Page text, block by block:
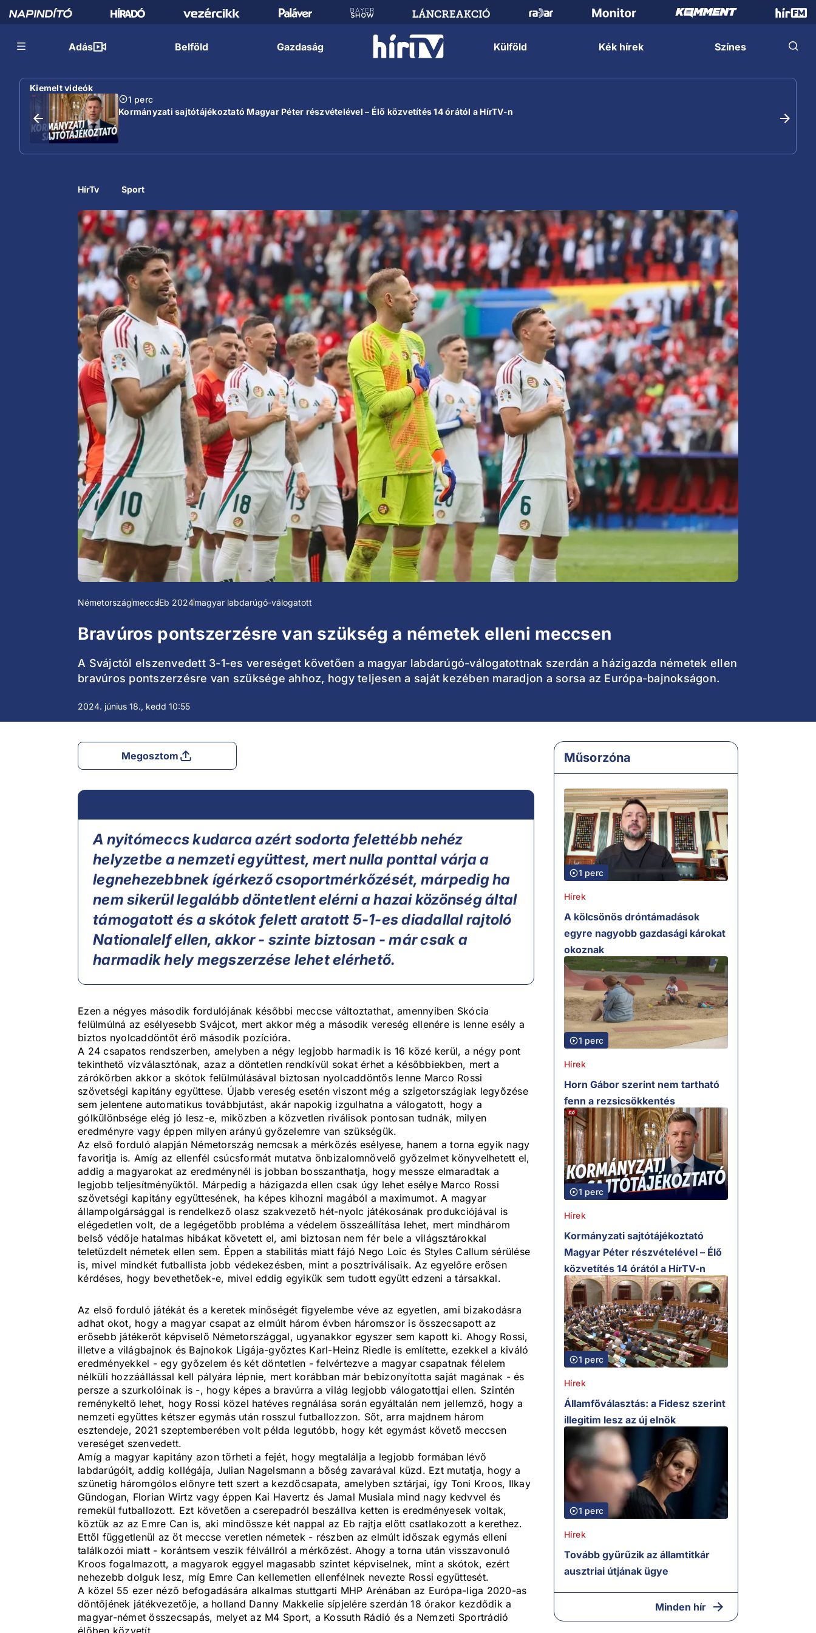
Adás Belföld Gazdaság Külföld Kék hírek Színes
Kiemelt videók
1 perc
Kormányzati sajtótájékoztató Magyar Péter részvételével – Élő közvetítés 14 órától a HírTV-n
HírTv Sport
NémetországmeccsEb 2024magyar labdarúgó-válogatott
Bravúros pontszerzésre van szükség a németek elleni meccsen
A Svájctól elszenvedett 3-1-es vereséget követően a magyar labdarúgó-válogatottnak szerdán a házigazda németek ellen
bravúros pontszerzésre van szüksége ahhoz, hogy teljesen a saját kezében maradjon a sorsa az Európa-bajnokságon.
2024. június 18., kedd 10:55
Megosztom
A nyitómeccs kudarca azért sodorta felettébb nehéz
helyzetbe a nemzeti együttest, mert nulla ponttal várja a
legnehezebbnek ígérkező csoportmérkőzését, márpedig ha
nem sikerül legalább döntetlent elérni a hazai közönség által
támogatott és a skótok felett aratott 5-1-es diadallal rajtoló
Nationalelf ellen, akkor - szinte biztosan - már csak a
harmadik hely megszerzése lehet elérhető.
Ezen a négyes második fordulójának későbbi meccse változtathat, amennyiben Skócia
felülmúlná az esélyesebb Svájcot, mert akkor még a második vereség ellenére is lenne esély a
biztos nyolcaddöntőt érő második pozícióra.
A 24 csapatos rendszerben, amelyben a négy legjobb harmadik is 16 közé kerül, a négy pont
tekinthető vízválasztónak, azaz a döntetlen rendkívül sokat érhet a későbbiekben, mert a
zárókörben akkor a skótok felülmúlásával biztosan nyolcaddöntős lenne Marco Rossi
szövetségi kapitány együttese. Újabb vereség esetén viszont még a szigetországiak legyőzése
sem jelentene automatikus továbbjutást, akár napokig izgulhatna a válogatott, hogy a
gólkülönbsége elég jó lesz-e, miközben a közvetlen riválisok pontosan tudnák, milyen
eredményre vagy éppen milyen arányú győzelemre van szükségük.
Az első forduló alapján Németország nemcsak a mérkőzés esélyese, hanem a torna egyik nagy
favoritja is. Amíg az ellenfél csúcsformát mutatva önbizalomnövelő győzelmet könyvelhetett el,
addig a magyarokat az eredménynél is jobban bosszanthatja, hogy messze elmaradtak a
legjobb teljesítményüktől. Márpedig a házigazda ellen csak úgy lehet esélye Marco Rossi
szövetségi kapitány együttesének, ha képes kihozni magából a maximumot. A magyar
állampolgársággal is rendelkező olasz szakvezető hét-nyolc játékosának produkciójával is
elégedetlen volt, de a legégetőbb probléma a védelem összeállítása lehet, mert mindhárom
belső védője hatalmas hibákat követett el, ami biztosan nem fér bele a világsztárokkal
teletűzdelt németek ellen sem. Éppen a stabilitás miatt fájó Nego Loic és Styles Callum sérülése
is, mivel mindkét futballista jobb védekezésben, mint a posztriválisaik. Az egyelőre erősen
kérdéses, hogy bevethetőek-e, mivel eddig egyikük sem tudott együtt edzeni a társakkal.
Az első forduló játékát és a keretek minőségét figyelembe véve az egyetlen, ami bizakodásra
adhat okot, hogy a magyar csapat az elmúlt három évben háromszor is összecsapott az
erősebb játékerőt képviselő Németországgal, ugyanakkor egyszer sem kapott ki. Ahogy Rossi,
illetve a világbajnok és Bajnokok Ligája-győztes Karl-Heinz Riedle is említette, ezekkel a kiváló
eredményekkel - egy győzelem és két döntetlen - felvértezve a magyar csapatnak félelem
nélküli hozzáállással kell pályára lépnie, mert korábban már bebizonyította saját magának - és
persze a szurkolóinak is -, hogy képes a bravúrra a világ legjobb válogatottjai ellen. Szintén
reménykeltő lehet, hogy Rossi közel hatéves regnálása során egyáltalán nem jellemző, hogy a
nemzeti együttes kétszer egymás után rosszul futballozzon. Sőt, arra majdnem három
esztendeje, 2021 szeptemberében volt példa legutóbb, hogy két egymást követő meccsen
vereséget szenvedett.
Amíg a magyar kapitány azon törheti a fejét, hogy megtalálja a legjobb formában lévő
labdarúgóit, addig kollégája, Julian Nagelsmann a bőség zavarával küzd. Ezt mutatja, hogy a
szünetig háromgólos előnyre tett szert a kezdőcsapata, amelyben sztárjai, így Toni Kroos, Ilkay
Gündogan, Florian Wirtz vagy éppen Kai Havertz és Jamal Musiala mind nagy kedvvel és
remekül futballozott. Ezt követően a cserepadról beszállva ketten is eredményesek voltak,
köztük az az Emre Can is, aki mindössze két nappal az Eb rajtja előtt csatlakozott a kerethez.
Ettől függetlenül az öt meccse veretlen németek - részben az elmúlt időszak egymás elleni
találkozói miatt - korántsem veszik félvállról a mérkőzést. Ahogy a torna után visszavonuló
Kroos fogalmazott, a magyarok eggyel magasabb szintet képviselnek, mint a skótok, ezért
nehezebb dolguk lesz, míg Emre Can kellemetlen ellenfélnek nevezte Rossi együttesét.
A közel 55 ezer néző befogadására alkalmas stuttgarti MHP Arénában az Európa-liga 2020-as
döntőjének játékvezetője, a holland Danny Makkelie sípjelére szerdán 18 órakor kezdődik a
magyar-német összecsapás, melyet az M4 Sport, a Kossuth Rádió és a Nemzeti Sportrádió
Műsorzóna
1 perc
Hírek
A kölcsönös dróntámadások
egyre nagyobb gazdasági károkat
okoznak
1 perc
Hírek
Horn Gábor szerint nem tartható
fenn a rezsicsökkentés
1 perc
Hírek
Kormányzati sajtótájékoztató
Magyar Péter részvételével – Élő
közvetítés 14 órától a HírTV-n
1 perc
Hírek
Államfőválasztás: a Fidesz szerint
illegitim lesz az új elnök
1 perc
Hírek
Tovább gyűrűzik az államtitkár
ausztriai útjának ügye
Minden hír